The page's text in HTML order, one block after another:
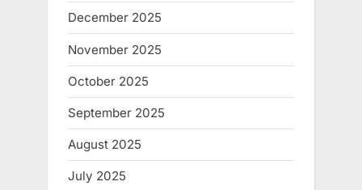
December 2025
November 2025
October 2025
September 2025
August 2025
July 2025